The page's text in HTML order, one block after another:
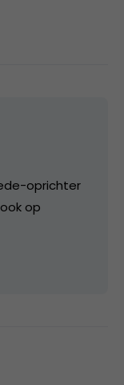
oprichter
op